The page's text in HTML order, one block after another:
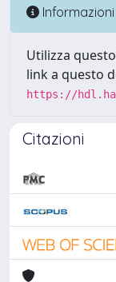
Informazioni
Utilizza
link a questo
https://
Citazioni